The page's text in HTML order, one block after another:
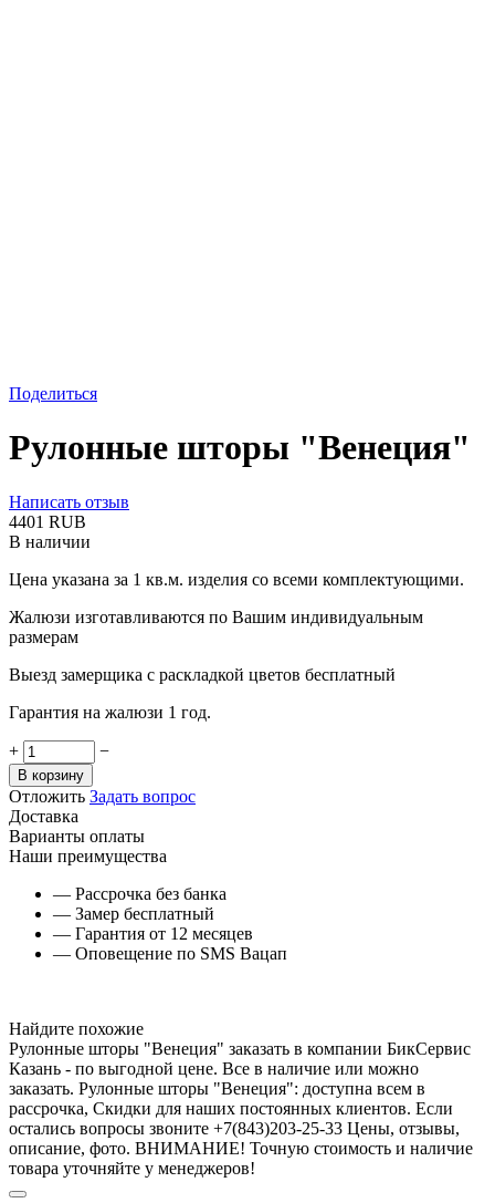
Поделиться
Рулонные шторы "Венеция"
Написать отзыв
‍4401‍ RUB
В наличии
Цена указана за 1 кв.м. изделия со всеми комплектующими.
Жалюзи изготавливаются по Вашим индивидуальным
размерам
Выезд замерщика с раскладкой цветов бесплатный
Гарантия на жалюзи 1 год.
+ −
В корзину
Отложить Задать вопрос
Доставка
Варианты оплаты
Наши преимущества
— Рассрочка без банка
— Замер бесплатный
— Гарантия от 12 месяцев
— Оповещение по SMS Вацап
Найдите похожие
Рулонные шторы "Венеция" заказать в компании БикСервис
Казань - по выгодной цене. Все в наличие или можно
заказать. Рулонные шторы "Венеция": доступна всем в
рассрочка, Скидки для наших постоянных клиентов. Если
остались вопросы звоните +7(843)203-25-33 Цены, отзывы,
описание, фото. ВНИМАНИЕ! Точную стоимость и наличие
товара уточняйте у менеджеров!